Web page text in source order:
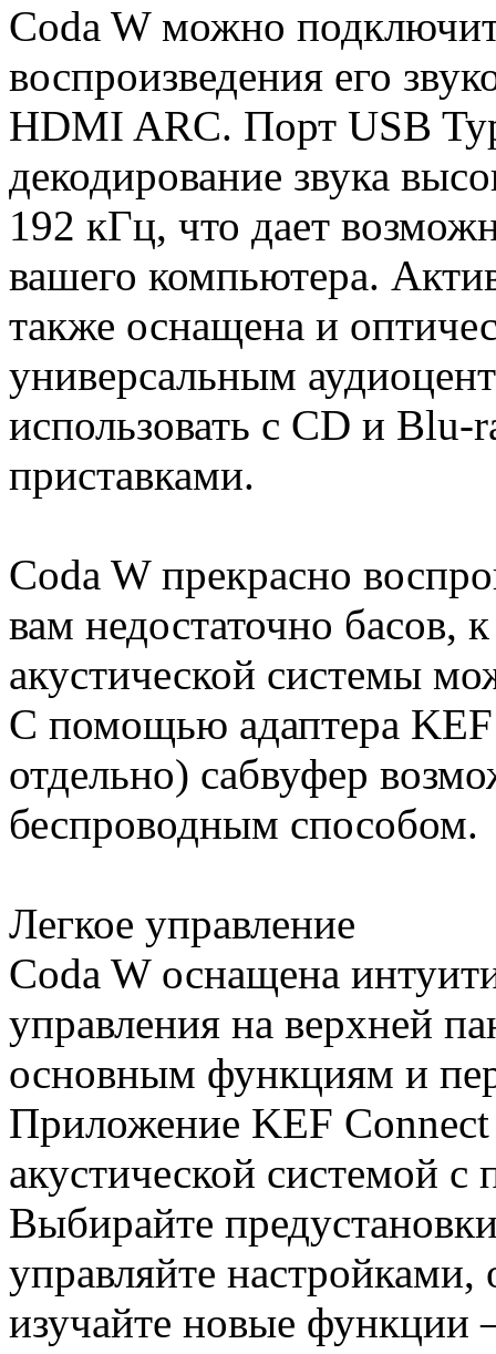
Coda W можно
воспроизведения его
HDMI ARC. Порт USB
декодирование звука
192 кГц, что дает
вашего компьютера.
также оснащена и
универсальным
использовать с CD и
приставками.
Coda W прекрасно
вам недостаточно басов,
акустической системы
С помощью адаптера
отдельно) сабвуфер
беспроводным способом.
Легкое управление
Coda W оснащена
управления на верхней
основным функциям и
Приложение KEF
акустической системой
Выбирайте
управляйте
изучайте новые функции